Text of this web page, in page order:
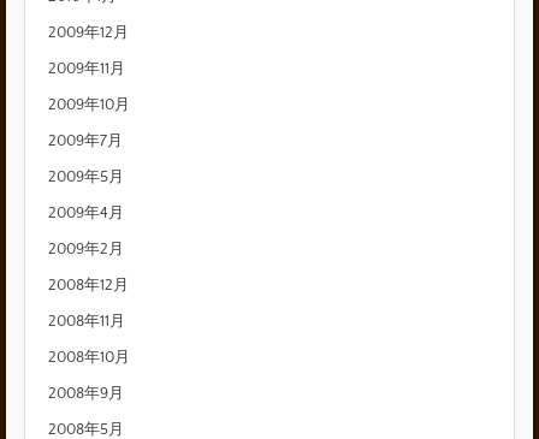
2009年12月
2009年11月
2009年10月
2009年7月
2009年5月
2009年4月
2009年2月
2008年12月
2008年11月
2008年10月
2008年9月
2008年5月